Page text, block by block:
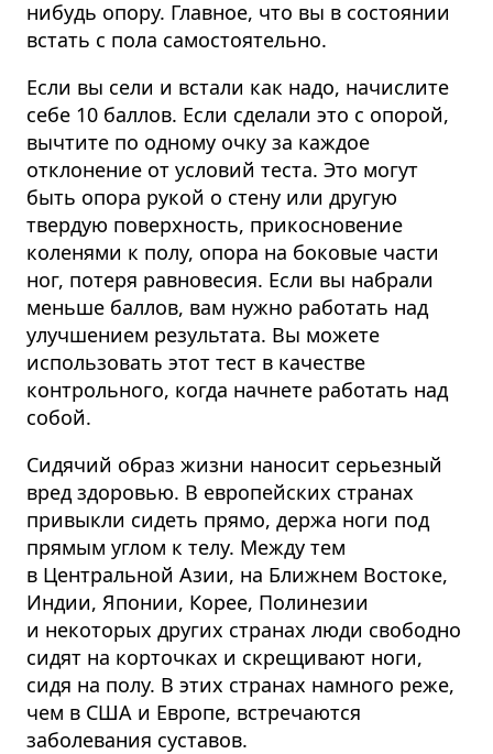
нибудь опору. Главное, что вы в состоянии
встать с пола самостоятельно.
Если вы сели и встали как надо, начислите
себе 10 баллов. Если сделали это с опорой,
вычтите по одному очку за каждое
отклонение от условий теста. Это могут
быть опора рукой о стену или другую
твердую поверхность, прикосновение
коленями к полу, опора на боковые части
ног, потеря равновесия. Если вы набрали
меньше баллов, вам нужно работать над
улучшением результата. Вы можете
использовать этот тест в качестве
контрольного, когда начнете работать над
собой.
Сидячий образ жизни наносит серьезный
вред здоровью. В европейских странах
привыкли сидеть прямо, держа ноги под
прямым углом к телу. Между тем
в Центральной Азии, на Ближнем Востоке,
Индии, Японии, Корее, Полинезии
и некоторых других странах люди свободно
сидят на корточках и скрещивают ноги,
сидя на полу. В этих странах намного реже,
чем в США и Европе, встречаются
заболевания суставов.